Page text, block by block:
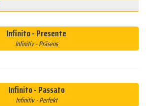
Infinito - Presente
Infinitiv - Präsens
Infinito - Passato
Infinitiv - Perfekt